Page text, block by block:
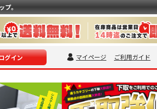
。
グイン マイページ ご利用ガイド